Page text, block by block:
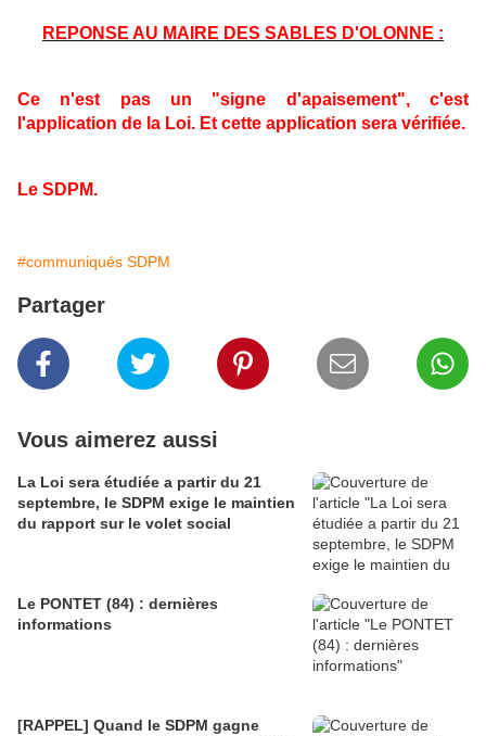
REPONSE AU MAIRE DES SABLES D'OLONNE :
Ce n'est pas un "signe d'apaisement", c'est
l'application de la Loi. Et cette application sera vérifiée.
Le SDPM.
#communiqués SDPM
Partager
Vous aimerez aussi
La Loi sera étudiée a partir du 21
septembre, le SDPM exige le maintien
du rapport sur le volet social
Le PONTET (84) : dernières
informations
[RAPPEL] Quand le SDPM gagne